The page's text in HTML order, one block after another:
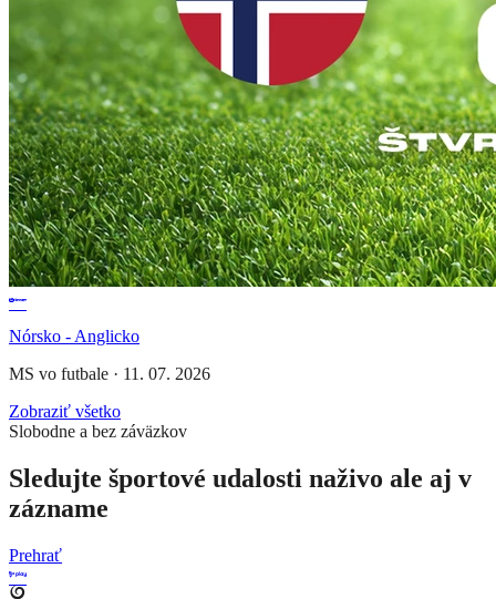
Nórsko - Anglicko
MS vo futbale · 11. 07. 2026
Zobraziť všetko
Slobodne a bez záväzkov
Sledujte športové udalosti naživo ale aj v
zázname
Prehrať